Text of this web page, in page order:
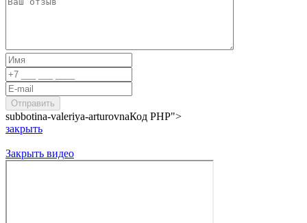
subbotina-valeriya-arturovnaКод PHP">
закрыть
Закрыть видео